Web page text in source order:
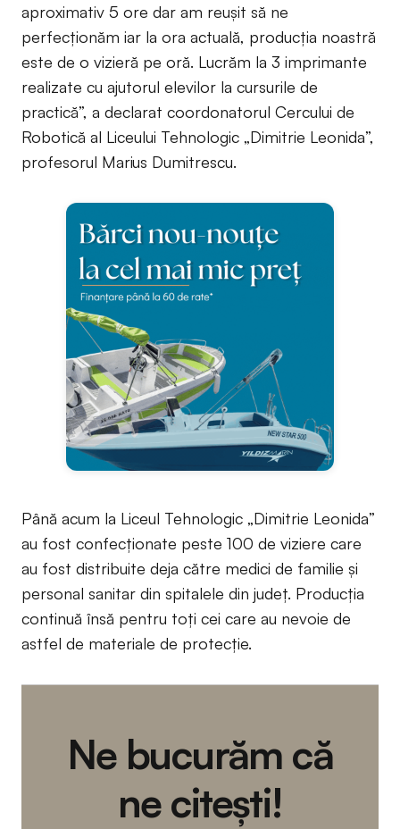
aproximativ 5 ore dar am reușit să ne
perfecționăm iar la ora actuală, producția noastră
este de o vizieră pe oră. Lucrăm la 3 imprimante
realizate cu ajutorul elevilor la cursurile de
practică”, a declarat coordonatorul Cercului de
Robotică al Liceului Tehnologic „Dimitrie Leonida”,
profesorul Marius Dumitrescu.
Până acum la Liceul Tehnologic „Dimitrie Leonida”
au fost confecționate peste 100 de viziere care
au fost distribuite deja către medici de familie și
personal sanitar din spitalele din județ. Producția
continuă însă pentru toți cei care au nevoie de
astfel de materiale de protecție.
Ne bucurăm că
ne citești!